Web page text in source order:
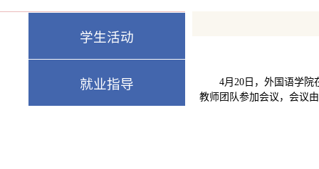
学生活动
就业指导
4月20日，外国语学院
教师团队参加会议，会议